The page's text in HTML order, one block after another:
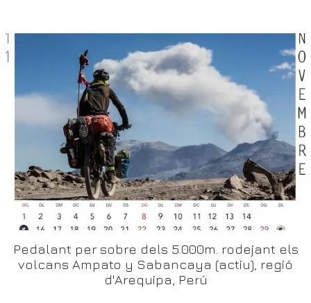
Pedalant per sobre dels 5.000m. rodejant els
volcans Ampato y Sabancaya (actiu), regió
d'Arequipa, Perú